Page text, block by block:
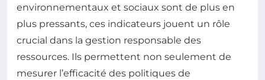
environnementaux et sociaux sont de plus en
plus pressants, ces indicateurs jouent un rôle
crucial dans la gestion responsable des
ressources. Ils permettent non seulement de
mesurer l’efficacité des politiques de